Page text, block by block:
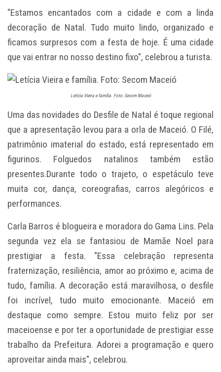
"Estamos encantados com a cidade e com a linda
decoração de Natal. Tudo muito lindo, organizado e
ficamos surpresos com a festa de hoje. É uma cidade
que vai entrar no nosso destino fixo", celebrou a turista.
Letícia Vieira e família. Foto: Secom Maceió
Uma das novidades do Desfile de Natal é toque regional
que a apresentação levou para a orla de Maceió. O Filé,
patrimônio imaterial do estado, está representado em
figurinos. Folguedos natalinos também estão
presentes.Durante todo o trajeto, o espetáculo teve
muita cor, dança, coreografias, carros alegóricos e
performances.
Carla Barros é blogueira e moradora do Gama Lins. Pela
segunda vez ela se fantasiou de Mamãe Noel para
prestigiar a festa. "Essa celebração representa
fraternização, resiliência, amor ao próximo e, acima de
tudo, família. A decoração está maravilhosa, o desfile
foi incrível, tudo muito emocionante. Maceió em
destaque como sempre. Estou muito feliz por ser
maceioense e por ter a oportunidade de prestigiar esse
trabalho da Prefeitura. Adorei a programação e quero
aproveitar ainda mais", celebrou.